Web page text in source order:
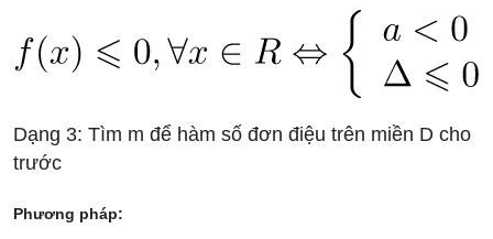
Dạng 3: Tìm m để hàm số đơn điệu trên miền D cho
trước
Phương pháp: